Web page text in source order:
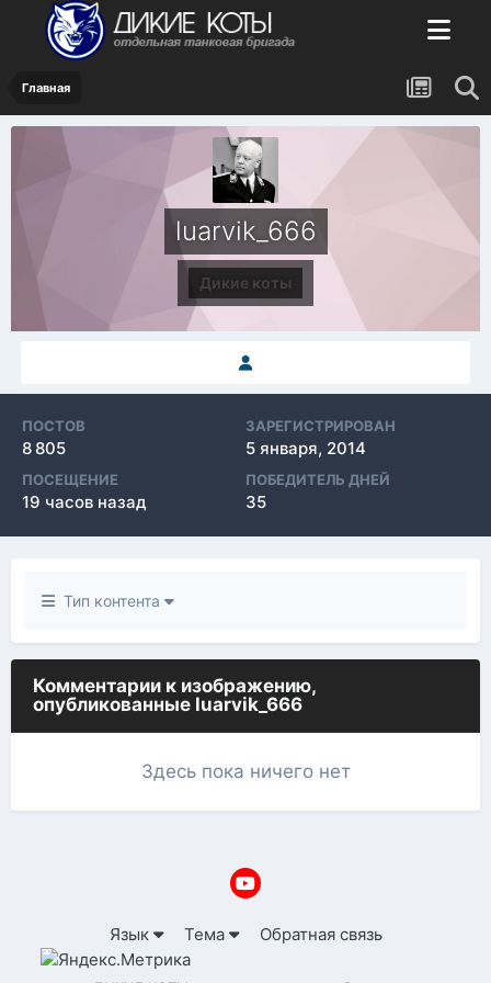
Главная
luarvik_666
Дикие коты
ПОСТОВ
8 805
ЗАРЕГИСТРИРОВАН
5 января, 2014
ПОСЕЩЕНИЕ
19 часов назад
ПОБЕДИТЕЛЬ ДНЕЙ
35
Тип контента
Комментарии к изображению,
опубликованные luarvik_666
Здесь пока ничего нет
Язык Тема Обратная связь